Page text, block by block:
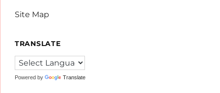
Site Map
TRANSLATE
Powered by Translate